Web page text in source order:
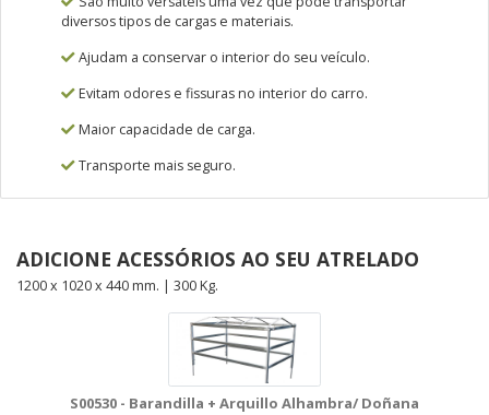
diversos tipos de cargas e materiais.
Ajudam a conservar o interior do seu veículo.
Evitam odores e fissuras no interior do carro.
Maior capacidade de carga.
Transporte mais seguro.
ADICIONE ACESSÓRIOS AO SEU ATRELADO
1200 x 1020 x 440 mm. | 300 Kg.
S00530 - Barandilla + Arquillo Alhambra/ Doñana